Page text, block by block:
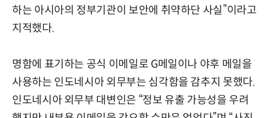
하는 아시아의 정부기관이 보안에 취약하단 사실”이라고
지적했다.
명함에 표기하는 공식 이메일로 G메일이나 야후 메일을
사용하는 인도네시아 외무부는 심각함을 감추지 못했다.
인도네시아 외무부 대변인은 “정보 유출 가능성을 우려